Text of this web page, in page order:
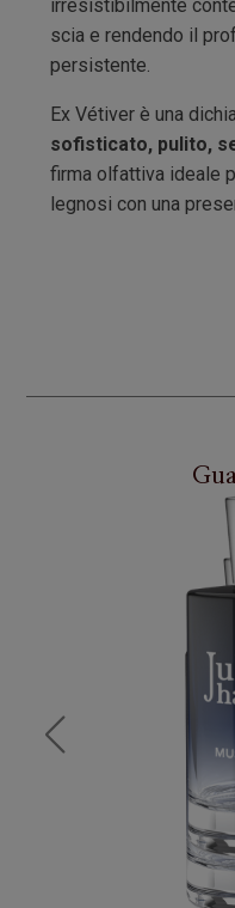
irresistibilmente
scia e rendendo il
persistente.
Ex Vétiver è una
sofisticato, pulito,
firma olfattiva ideale
legnosi con una